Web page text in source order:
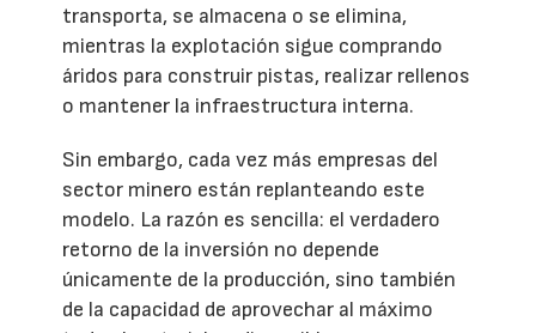
transporta, se almacena o se elimina,
mientras la explotación sigue comprando
áridos para construir pistas, realizar rellenos
o mantener la infraestructura interna.
Sin embargo, cada vez más empresas del
sector minero están replanteando este
modelo. La razón es sencilla: el verdadero
retorno de la inversión no depende
únicamente de la producción, sino también
de la capacidad de aprovechar al máximo